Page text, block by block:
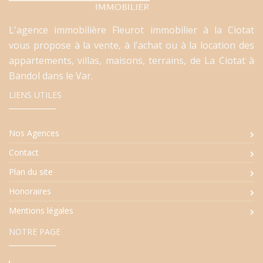
L'agence immobilière Fleurot immobilier à la Ciotat
vous propose à la vente, à l'achat ou à la location des
appartements, villas, maisons, terrains, de La Ciotat à
Bandol dans le Var.
LIENS UTILES
Nos Agences
Contact
Plan du site
Honoraires
Mentions légales
NOTRE PAGE